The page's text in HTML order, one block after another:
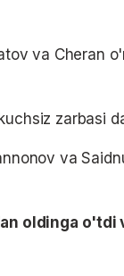
va Cheran
zarbasi
va
oldinga